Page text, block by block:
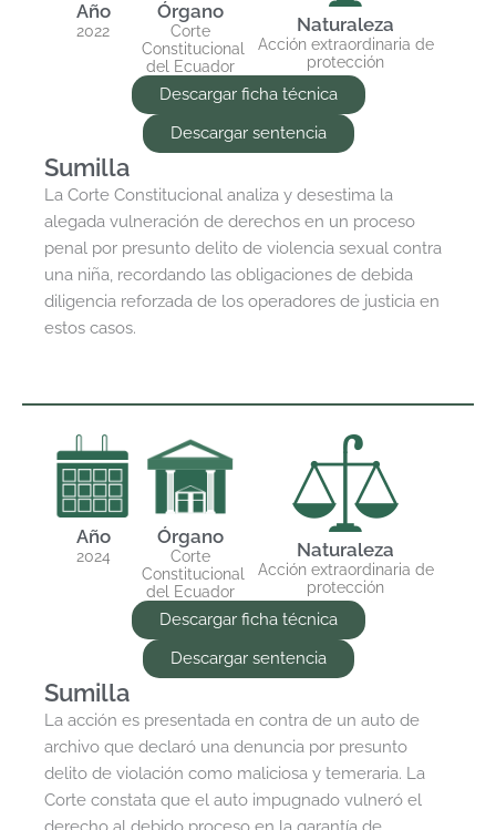
Año
2022
Órgano
Corte
Constitucional
del Ecuador
Naturaleza
Acción extraordinaria de
protección
Descargar ficha técnica
Descargar sentencia
Sumilla
La Corte Constitucional analiza y desestima la
alegada vulneración de derechos en un proceso
penal por presunto delito de violencia sexual contra
una niña, recordando las obligaciones de debida
diligencia reforzada de los operadores de justicia en
estos casos.
Año
2024
Órgano
Corte
Constitucional
del Ecuador
Naturaleza
Acción extraordinaria de
protección
Descargar ficha técnica
Descargar sentencia
Sumilla
La acción es presentada en contra de un auto de
archivo que declaró una denuncia por presunto
delito de violación como maliciosa y temeraria. La
Corte constata que el auto impugnado vulneró el
derecho al debido proceso en la garantía de